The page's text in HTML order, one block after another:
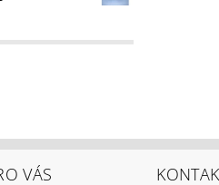
VÁS